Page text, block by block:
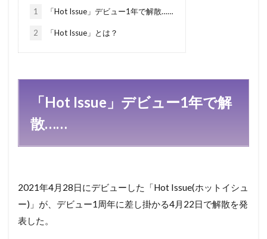
1 「Hot Issue」デビュー1年で解散……
2 「Hot Issue」とは？
「Hot Issue」デビュー1年で解
散……
2021年4月28日にデビューした「Hot Issue(ホットイシュ
ー)」が、デビュー1周年に差し掛かる4月22日で解散を発
表した。